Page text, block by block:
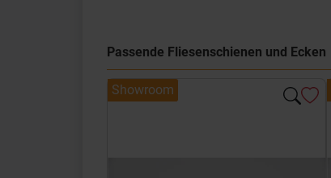
Passende Fliesenschienen und Ecken
Showroom